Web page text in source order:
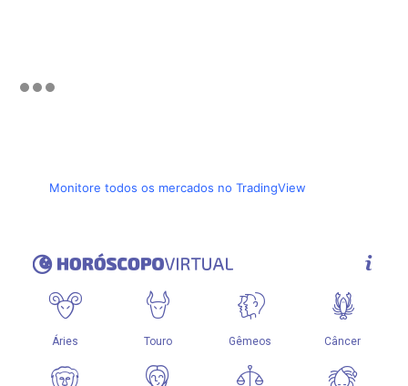
Monitore todos os mercados no TradingView